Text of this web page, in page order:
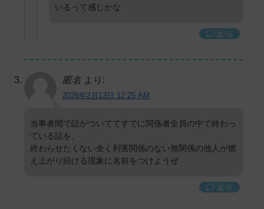
いるって感じかな
返信
匿名 より:
2026年2月13日 12:25 AM
当事者間で話がついててすでに関係者全員の中で終わっ
ている話を、
終わらせたくない全く利害関係のない無関係の他人が燃
え上がり続ける現象に名前をつけようぜ
返信